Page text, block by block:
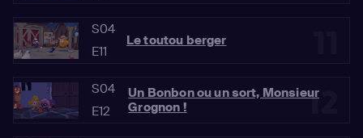
S04
E11
Le toutou berger
12
S04
E12
Un Bonbon ou un sort, Monsieur
Grognon !